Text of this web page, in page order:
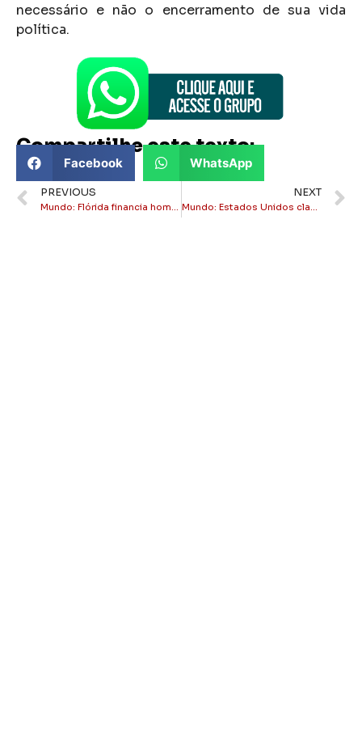
necessário e não o encerramento de sua vida
política.
Compartilhe este texto:
Facebook WhatsApp
PREVIOUS
Mundo: Flórida financia homeschooling de estudantes e atrai famílias de brasileiros
NEXT
Mundo: Estados Unidos classificam Comando Vermelho e PCC como organizações terroristas